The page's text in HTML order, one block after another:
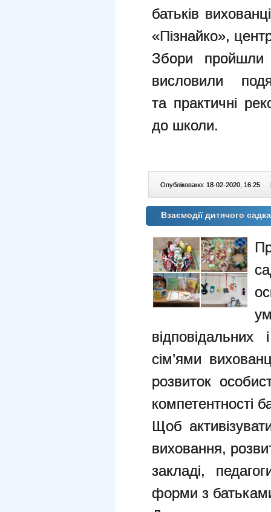
батьків
«Пізнайко»,
Збори пройшли
висловили
та практичні
до школи.
Опубліковано: 18-02-2020, 16:25 |
Взаємодії дитячого
сім’ями
розвиток
компетентності
Щоб
виховання,
закладі,
форми з